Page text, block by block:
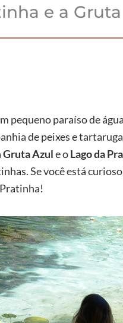
e a
pequeno paraíso de
de peixes e
Gruta Azule oLago da
Se você está